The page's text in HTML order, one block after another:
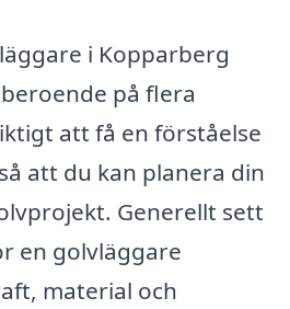
i Kopparberg
på flera
att få en förståelse
att du kan planera din
Generellt sett
en golvläggare
material och